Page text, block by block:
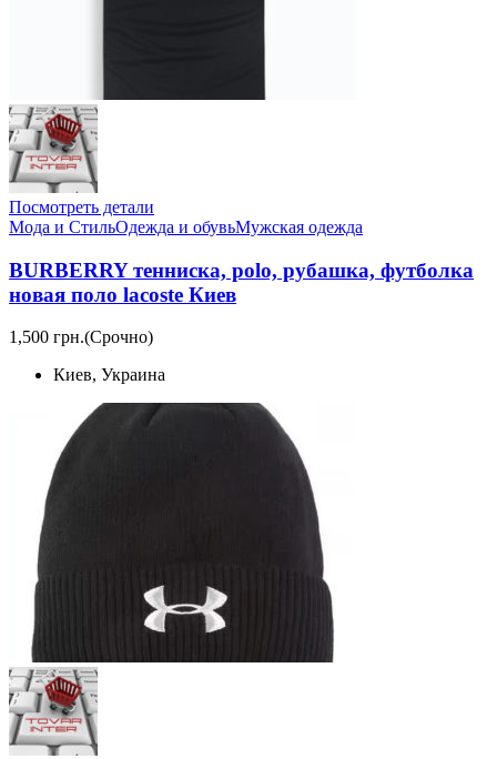
Посмотреть детали
Мода и СтильОдежда и обувьМужская одежда
BURBERRY тенниска, polo, рубашка, футболка
новая поло lacoste Киев
1,500 грн.(Срочно)
Киев, Украина